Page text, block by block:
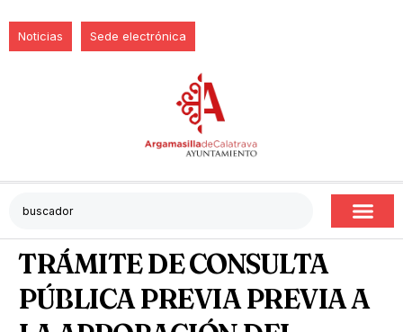
Noticias Sede electrónica
TRÁMITE DE CONSULTA
PÚBLICA PREVIA PREVIA A